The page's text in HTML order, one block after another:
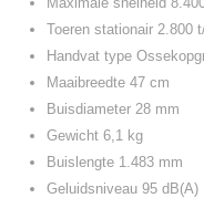
Toeren stationair 2.800
Handvat type
Maaibreedte 47 cm
Buisdiameter 28 mm
Gewicht 6,1 kg
Buislengte 1.483 mm
Geluidsniveau 95 dB(A)